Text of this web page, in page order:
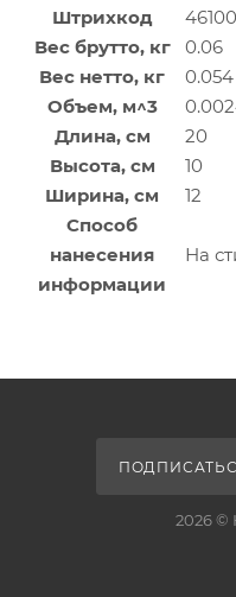
Штрихкод
Вес брутто, кг
0.06
Вес нетто, кг
0.054
Объем, м^3
Длина, см
20
Высота, см
10
Ширина, см
12
Способ
нанесения
информации
На
2026